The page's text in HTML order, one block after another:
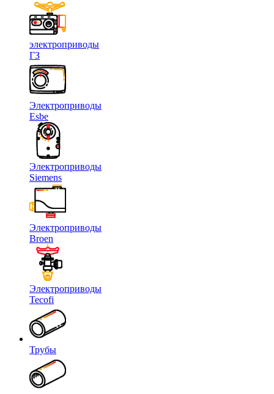
электроприводы
ГЗ
Электроприводы
Esbe
Электроприводы
Siemens
Электроприводы
Broen
Электроприводы
Tecofi
Трубы